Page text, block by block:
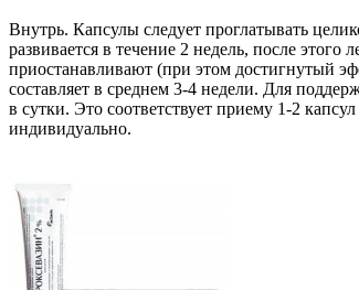
Внутрь. Капсулы следует проглатывать
развивается в течение 2 недель, после
приостанавливают (при этом достигнутый
составляет в среднем 3-4 недели. Для
в сутки. Это соответствует приему 1-2
индивидуально.